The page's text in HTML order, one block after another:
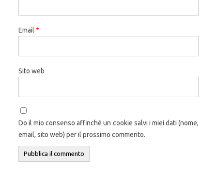
Email *
Sito web
Do il mio consenso affinché un cookie salvi i miei dati (nome,
email, sito web) per il prossimo commento.